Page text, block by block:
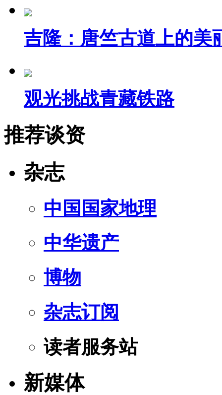
吉隆：唐竺古道上的美
观光挑战青藏铁路
推荐谈资
杂志
中国国家地理
中华遗产
博物
杂志订阅
读者服务站
新媒体